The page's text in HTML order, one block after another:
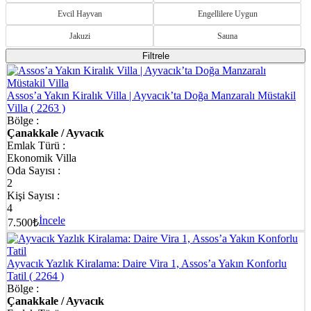
👉 Balıkesir Kiralık Villa seçeneklerini incelemek için:Balıkesir
Kiralık Villa
Çanakkale Villa Kiralama - Jakuzili, Balayı ve
Muhafazakâr Seçenekler
Çanakkale’de villa tatilinizi kişiselleştirmek için farklı konseptlerde
villalar ve tatil evleri sizi bekliyor. Tüm Çanakkale hattında; denize
yakın, doğa içinde, jakuzili, balayı ve muhafazakâr mimaride pek
çok alternatif sunuyoruz.
Çanakkale Jakuzili Villalar | Romantik ve Şık Ev
Seçenekleri
★ Çanakkale jakuzili villalar, konfor ve lüksü bir arada arayan
misafirler için tasarlanmıştır. Modern iç mimarisi, özel jakuzi alanı ve
yüksek mahremiyet sağlayan düzeniyle hem çiftler hem de aileler
için mükemmel bir konaklama alternatifi sunar. Her villa, düzenli
temizlik ve bakım hizmetiyle hijyen garantisi verir. Günün
yorgunluğunu atmak, sessiz ve huzurlu bir ortamda rahatlamak
isteyenler için ideal bir tercihtir.
Çanakkale Muhafazakâr Villalar | Mahremiyet Odaklı
Evcil Hayvan Engellilere Uygun
Jakuzi Sauna
Filtrele
Assos’a Yakın Kiralık Villa | Ayvacık’ta Doğa Manzaralı Müstakil
Villa ( 2263 )
Bölge :
Çanakkale / Ayvacık
Emlak Türü :
Ekonomik Villa
Oda Sayısı :
2
Kişi Sayısı :
4
7.500₺İncele
Ayvacık Yazlık Kiralama: Daire Vira 1, Assos’a Yakın Konforlu
Tatil ( 2264 )
Bölge :
Çanakkale / Ayvacık